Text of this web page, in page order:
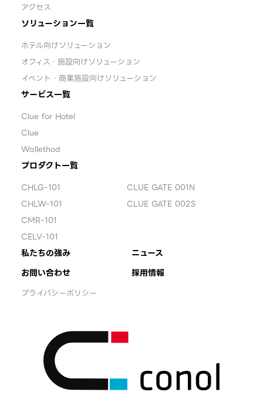
アクセス
ソリューション一覧
ホテル向けソリューション
オフィス・施設向けソリューション
イベント・商業施設向けソリューション
サービス一覧
Clue for Hotel
Clue
Wallethod
プロダクト一覧
CHLG-101
CHLW-101
CMR-101
CELV-101
CLUE GATE 001N
CLUE GATE 002S
私たちの強み
ニュース
お問い合わせ
採用情報
プライバシーポリシー